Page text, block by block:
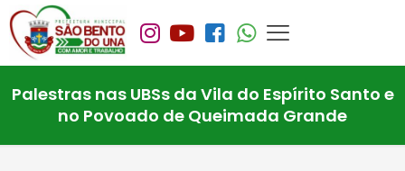
Palestras nas UBSs da Vila do Espírito Santo e
no Povoado de Queimada Grande